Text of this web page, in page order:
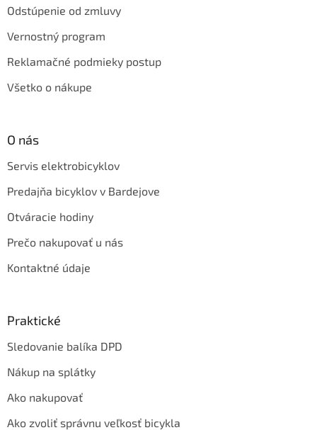
Odstúpenie od zmluvy
Vernostný program
Reklamačné podmieky postup
Všetko o nákupe
O nás
Servis elektrobicyklov
Predajňa bicyklov v Bardejove
Otváracie hodiny
Prečo nakupovať u nás
Kontaktné údaje
Praktické
Sledovanie balíka DPD
Nákup na splátky
Ako nakupovať
Ako zvoliť správnu veľkosť bicykla